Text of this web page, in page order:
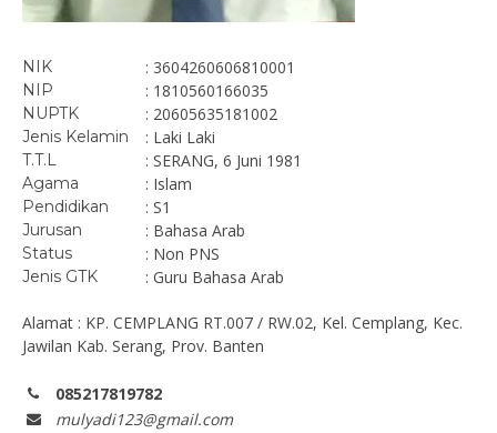
NIK : 3604260606810001
NIP : 1810560166035
NUPTK : 20605635181002
Jenis Kelamin : Laki Laki
T.T.L : SERANG, 6 Juni 1981
Agama : Islam
Pendidikan : S1
Jurusan : Bahasa Arab
Status : Non PNS
Jenis GTK : Guru Bahasa Arab
Alamat : KP. CEMPLANG RT.007 / RW.02, Kel. Cemplang, Kec.
Jawilan Kab. Serang, Prov. Banten
085217819782
mulyadi123@gmail.com